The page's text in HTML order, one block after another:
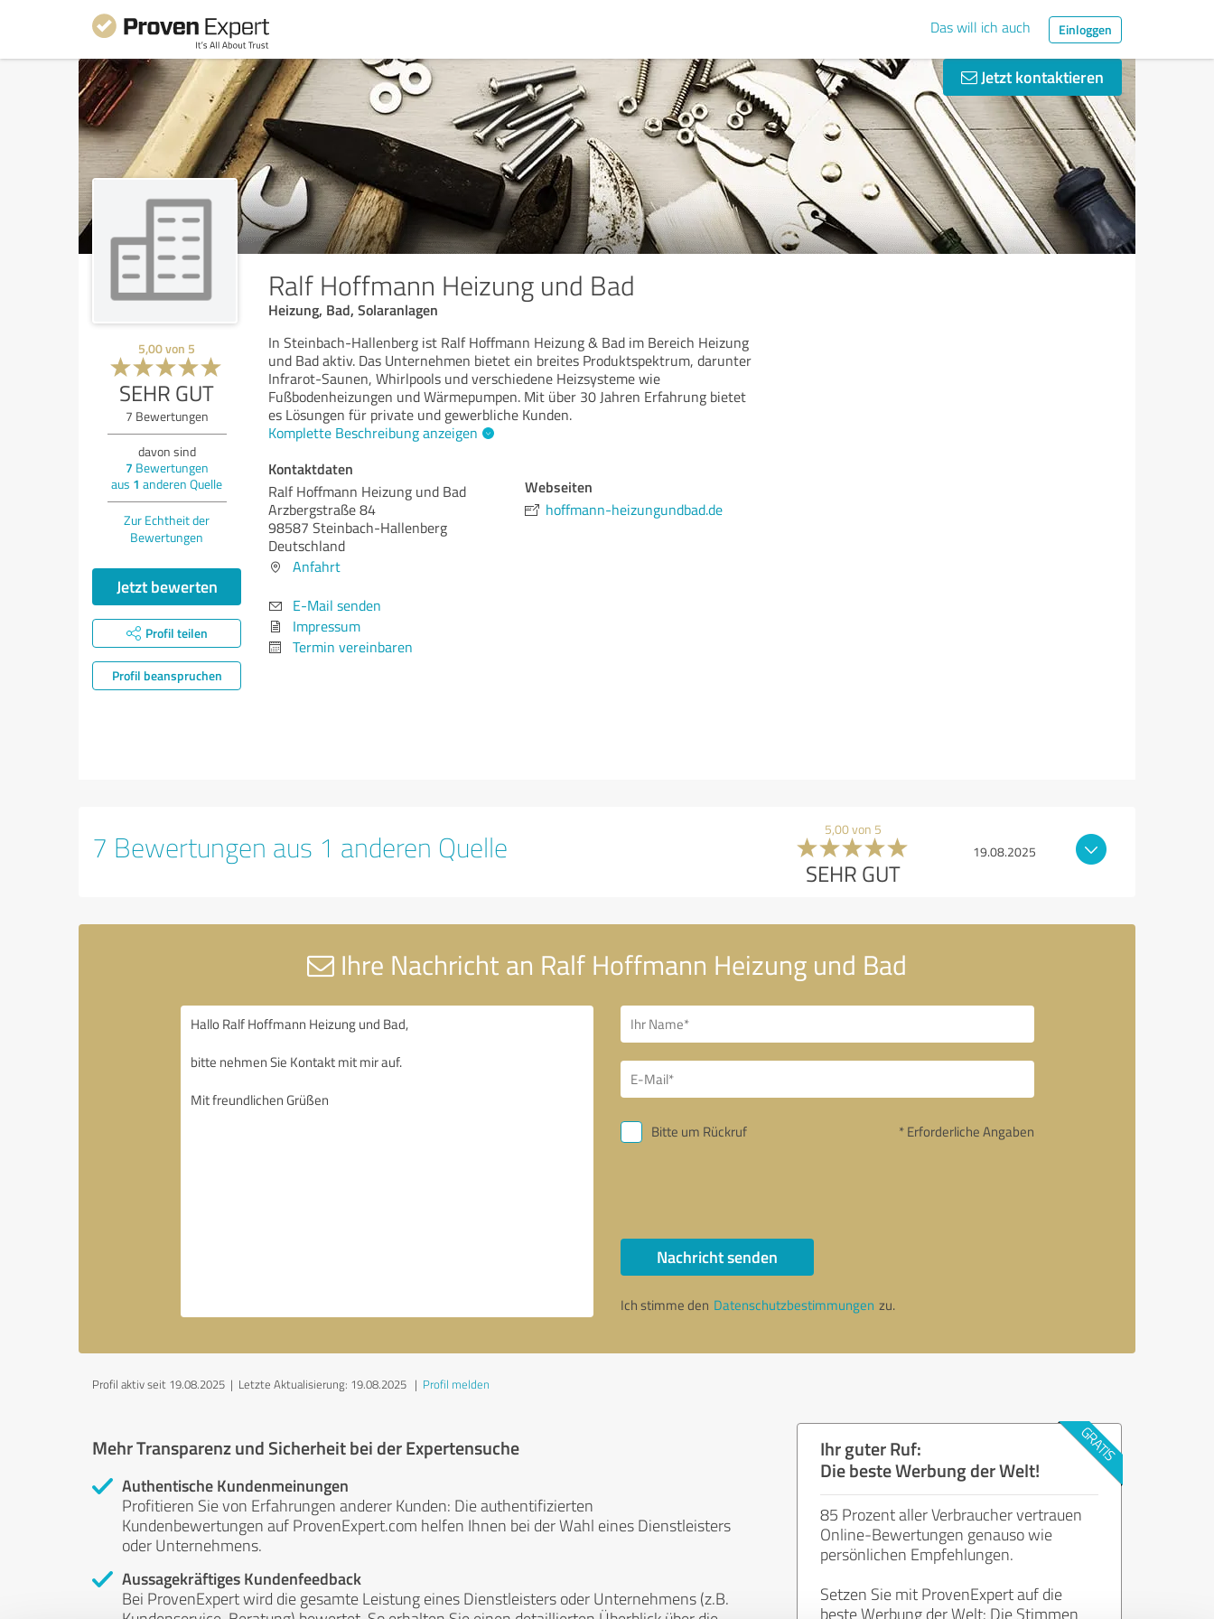
Das will ich auch Einloggen
Jetzt kontaktieren
Ralf Hoffmann Heizung und Bad
Heizung, Bad, Solaranlagen
5,00von 5
SEHR GUT
7 Bewertungen
davon sind
7 Bewertungen
aus 1 anderen Quelle
Zur Echtheit der
Bewertungen
Jetzt bewerten
Profil teilen
Profil beanspruchen
In Steinbach-Hallenberg ist Ralf Hoffmann Heizung & Bad im Bereich Heizung
und Bad aktiv. Das Unternehmen bietet ein breites Produktspektrum, darunter
Infrarot-Saunen, Whirlpools und verschiedene Heizsysteme wie
Fußbodenheizungen und Wärmepumpen. Mit über 30 Jahren Erfahrung bietet
es Lösungen für private und gewerbliche Kunden.
Komplette Beschreibung anzeigen
Kontaktdaten
Ralf Hoffmann Heizung und Bad
Arzbergstraße 84
98587 Steinbach-Hallenberg
Deutschland
Anfahrt
E-Mail senden
Impressum
Termin vereinbaren
Webseiten
hoffmann-heizungundbad.de
7 Bewertungen aus 1 anderen Quelle 5,00 von 5
SEHR GUT
19.08.2025
Ihre Nachricht an Ralf Hoffmann Heizung und Bad
Bitte um Rückruf * Erforderliche Angaben
Nachricht senden
Ich stimme den Datenschutzbestimmungen zu.
Profil aktiv seit 19.08.2025 | Letzte Aktualisierung: 19.08.2025 | Profil melden
Mehr Transparenz und Sicherheit bei der Expertensuche
Authentische Kundenmeinungen
Profitieren Sie von Erfahrungen anderer Kunden: Die authentifizierten
Kundenbewertungen auf ProvenExpert.com helfen Ihnen bei der Wahl eines Dienstleisters
oder Unternehmens.
Aussagekräftiges Kundenfeedback
Bei ProvenExpert wird die gesamte Leistung eines Dienstleisters oder Unternehmens (z.B.
Ihr guter Ruf:
Die beste Werbung der Welt!
85 Prozent aller Verbraucher vertrauen
Online-Bewertungen genauso wie
persönlichen Empfehlungen.
Setzen Sie mit ProvenExpert auf die
beste Werbung der Welt: Die Stimmen